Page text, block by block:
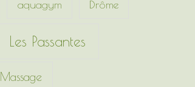
aquagym Drôme
Les Passantes
Massage